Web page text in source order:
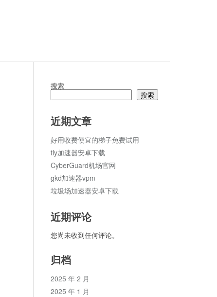
搜索
搜索
近期文章
好用收费便宜的梯子免费试用
tly加速器安卓下载
CyberGuard机场官网
gkd加速器vpm
垃圾场加速器安卓下载
近期评论
您尚未收到任何评论。
归档
2025 年 2 月
2025 年 1 月